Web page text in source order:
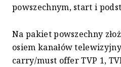
powszechnym, start i
Na pakiet powszechny
osiem kanałów
carry/must offer TVP 1,